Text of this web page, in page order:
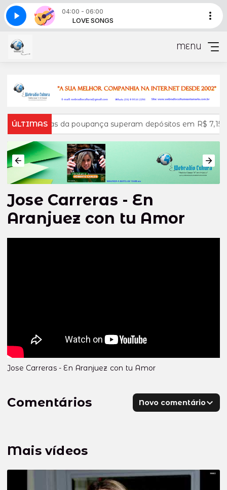
04:00 - 06:00
LOVE SONGS
3 Love songs - Parte 3
MENU
ÚLTIMAS
da poupança superam depósitos em R$ 7,15 bilhões em
Jose Carreras - En
Aranjuez con tu Amor
Mais vídeos
Jose Carreras - En Aranjuez con tu Amor
Comentários Novo comentário